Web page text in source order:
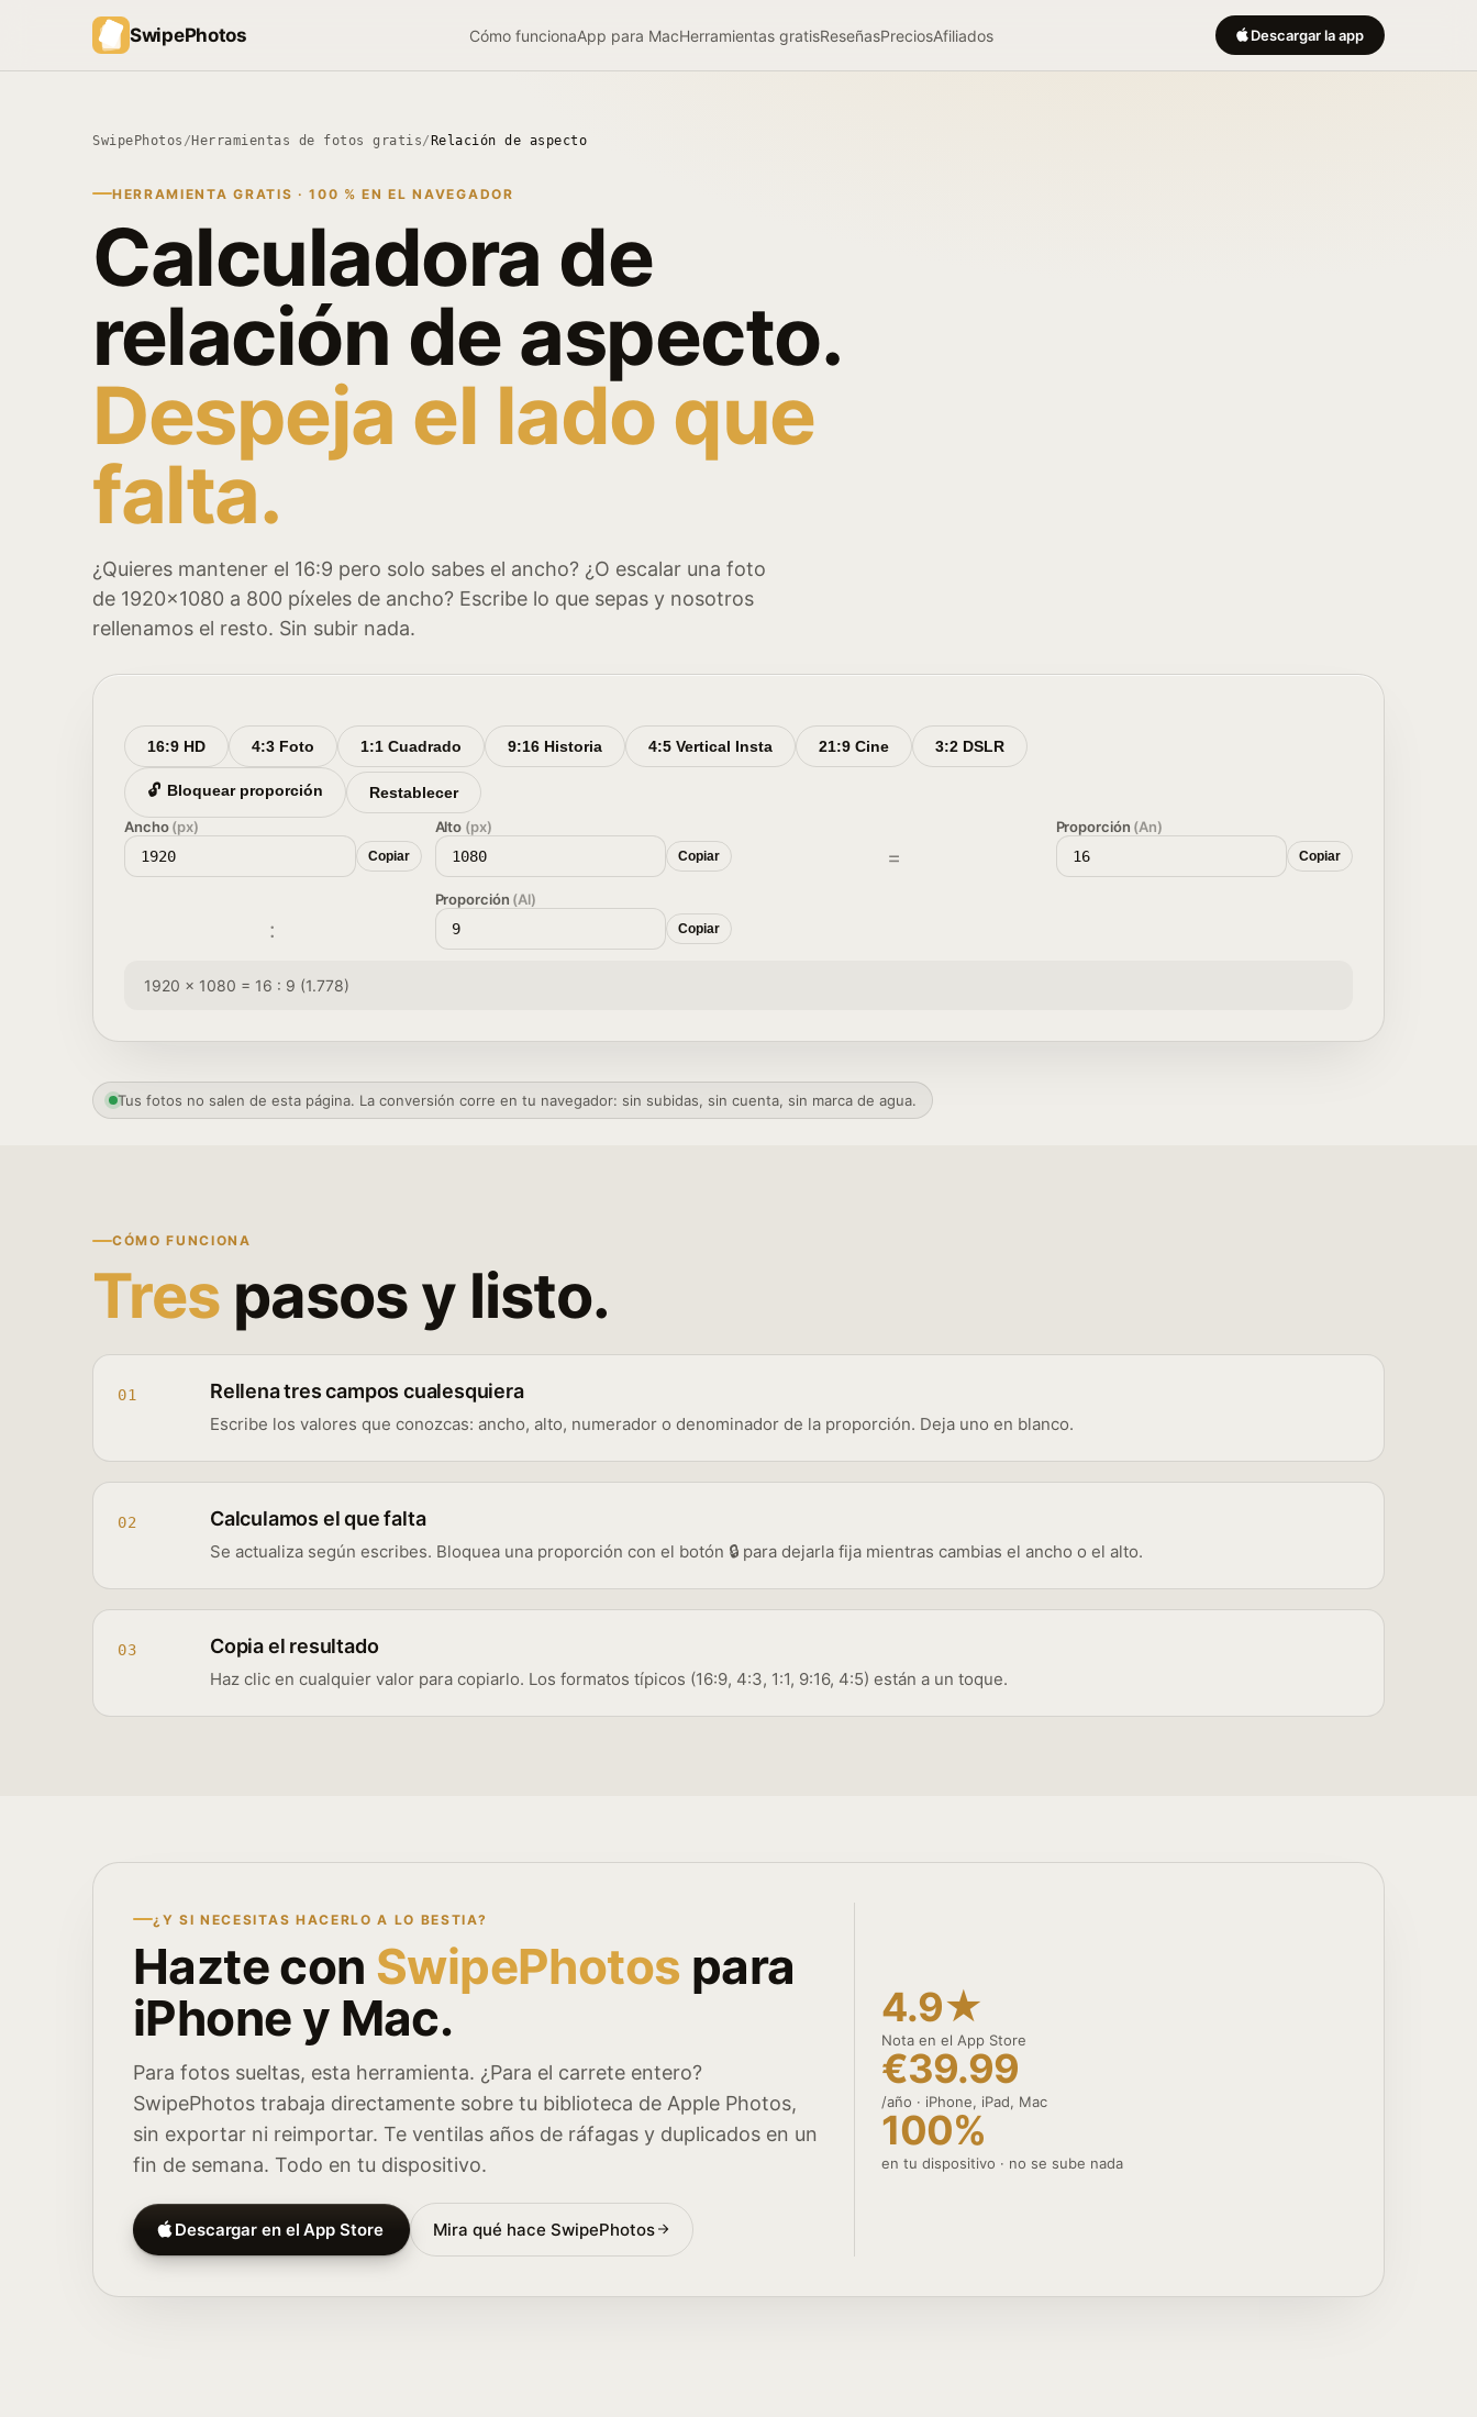
SwipePhotos Cómo funcionaApp para MacHerramientas gratisReseñasPreciosAfiliados Descargar la app
SwipePhotos / Herramientas de fotos gratis/ Relación de aspecto
HERRAMIENTA GRATIS · 100 % EN EL NAVEGADOR
Calculadora de
relación de aspecto.
Despeja el lado que
falta.
¿Quieres mantener el 16:9 pero solo sabes el ancho? ¿O escalar una foto
de 1920×1080 a 800 píxeles de ancho? Escribe lo que sepas y nosotros
rellenamos el resto. Sin subir nada.
16:9 HD 4:3 Foto 1:1 Cuadrado 9:16 Historia 4:5 Vertical Insta 21:9 Cine 3:2 DSLR
🔓 Bloquear proporción
Restablecer
Ancho (px)
Copiar
Alto (px)
Copiar =
Proporción (An)
Copiar
:
Proporción (Al)
Copiar
1920 × 1080 = 16 : 9 (1.778)
Tus fotos no salen de esta página. La conversión corre en tu navegador: sin subidas, sin cuenta, sin marca de agua.
CÓMO FUNCIONA
Tres pasos y listo.
01 Rellena tres campos cualesquiera
Escribe los valores que conozcas: ancho, alto, numerador o denominador de la proporción. Deja uno en blanco.
02 Calculamos el que falta
Se actualiza según escribes. Bloquea una proporción con el botón 🔒 para dejarla fija mientras cambias el ancho o el alto.
03 Copia el resultado
Haz clic en cualquier valor para copiarlo. Los formatos típicos (16:9, 4:3, 1:1, 9:16, 4:5) están a un toque.
¿Y SI NECESITAS HACERLO A LO BESTIA?
Hazte con SwipePhotos para
iPhone y Mac.
Para fotos sueltas, esta herramienta. ¿Para el carrete entero?
SwipePhotos trabaja directamente sobre tu biblioteca de Apple Photos,
sin exportar ni reimportar. Te ventilas años de ráfagas y duplicados en un
fin de semana. Todo en tu dispositivo.
Descargar en el App Store Mira qué hace SwipePhotos
4.9★
Nota en el App Store
€39.99
/año · iPhone, iPad, Mac
100%
en tu dispositivo · no se sube nada